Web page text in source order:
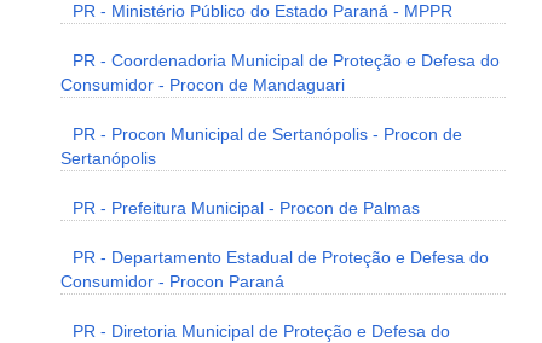
PR - Ministério Público do Estado Paraná - MPPR
PR - Coordenadoria Municipal de Proteção e Defesa do
Consumidor - Procon de Mandaguari
PR - Procon Municipal de Sertanópolis - Procon de
Sertanópolis
PR - Prefeitura Municipal - Procon de Palmas
PR - Departamento Estadual de Proteção e Defesa do
Consumidor - Procon Paraná
PR - Diretoria Municipal de Proteção e Defesa do